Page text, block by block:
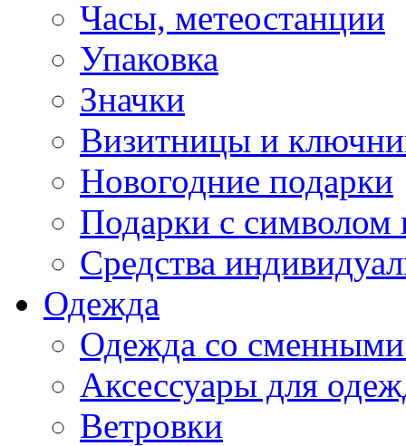
Часы, метеостанции
Упаковка
Значки
Визитницы и
Новогодние подарки
Подарки с символом
Средства
Одежда
Одежда со сменными
Аксессуары для
Ветровки